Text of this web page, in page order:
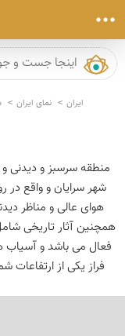
ایران نمای ایران
منطقه سرسبز و دیدنی
شهر سرایان و واقع در
هوای عالی و مناظر
همچنین آثار تاریخی
فعال می باشد و آسیاب
فراز یکی از ارتفاعات